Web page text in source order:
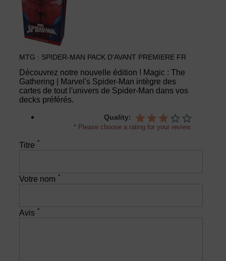
MTG : SPIDER-MAN PACK D'AVANT PREMIERE FR
Découvrez notre nouvelle édition ! Magic : The
Gathering | Marvel's Spider-Man intègre des
cartes de tout l'univers de Spider-Man dans vos
decks préférés.
Quality:
* Please choose a rating for your review.
Titre *
Votre nom *
Avis *